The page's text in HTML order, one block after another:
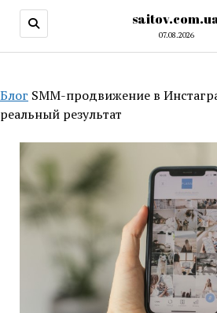
07.08.2026
Блог SMM-продвижение в
реальный результат